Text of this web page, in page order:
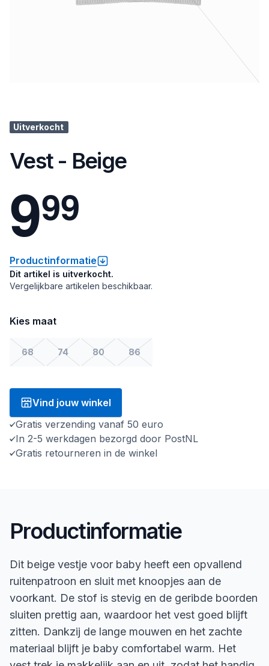
Uitverkocht
Vest - Beige
999
Productinformatie
Dit artikel is uitverkocht.
Vergelijkbare artikelen beschikbaar.
Kies maat
68 74 80 86
Vind jouw winkel
Gratis verzending vanaf 50 euro
In 2-5 werkdagen bezorgd door PostNL
Gratis retourneren in de winkel
Productinformatie
Dit beige vestje voor baby heeft een opvallend
ruitenpatroon en sluit met knoopjes aan de
voorkant. De stof is stevig en de geribde boorden
sluiten prettig aan, waardoor het vest goed blijft
zitten. Dankzij de lange mouwen en het zachte
materiaal blijft je baby comfortabel warm. Het